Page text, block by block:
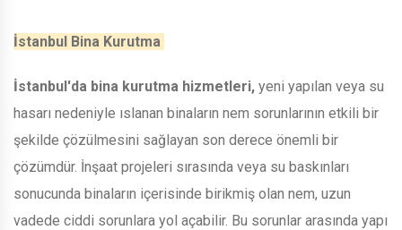
İstanbul Bina Kurutma
İstanbul'da bina kurutma hizmetleri, yeni yapılan veya su
hasarı nedeniyle ıslanan binaların nem sorunlarının etkili bir
şekilde çözülmesini sağlayan son derece önemli bir
çözümdür. İnşaat projeleri sırasında veya su baskınları
sonucunda binaların içerisinde birikmiş olan nem, uzun
vadede ciddi sorunlara yol açabilir. Bu sorunlar arasında yapı